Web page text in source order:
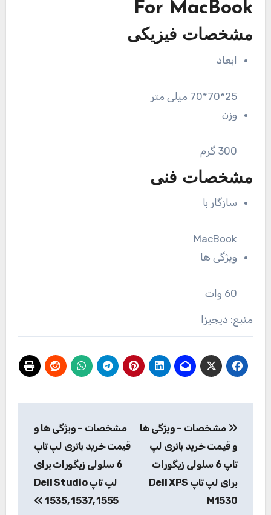
For MacBook
مشخصات فیزیکی
ابعاد
25*70*70 میلی متر
وزن
300 گرم
مشخصات فنی
سازگار با
MacBook
ویژگی ها
60 وات
منبع: دیجیزا
نوشته
مشخصات – ویژگی ها
و قیمت خرید باتری لپ
تاپ 6 سلولی زیگورات
برای لپ تاپ Dell XPS
M1530
مشخصات – ویژگی ها و
قیمت خرید باتری لپ تاپ
6 سلولی زیگورات برای
لپ تاپ Dell Studio
1535, 1537, 1555